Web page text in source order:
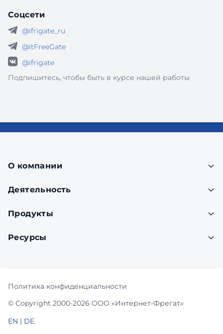
Соцсети
@ifrigate_ru
@itFreeGate
@ifrigate
Подпишитесь, чтобы быть в курсе нашей работы
О компании
Деятельность
Продукты
Ресурсы
© Copyright 2000-2026 ООО «Интернет-Фрегат»
EN | DE
Политика конфиденциальности